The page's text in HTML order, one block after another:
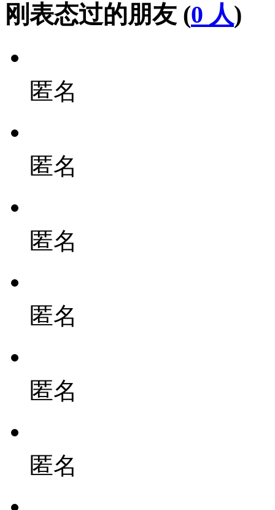
刚表态过的朋友 (0 人)
匿名
匿名
匿名
匿名
匿名
匿名